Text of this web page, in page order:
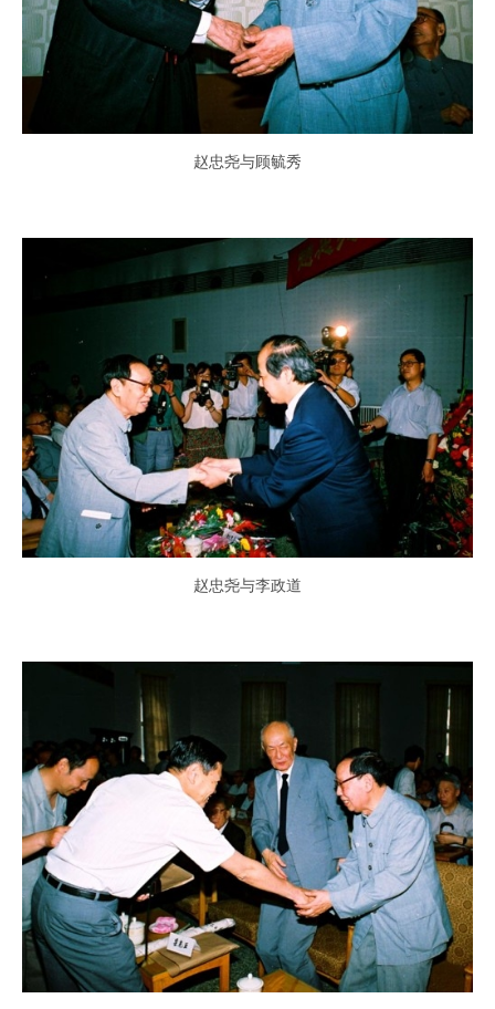
赵忠尧与顾毓秀
赵忠尧与李政道